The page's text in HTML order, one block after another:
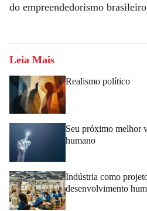
do empreendedorismo
Leia Mais
Realismo político
Seu próximo melhor
humano
Indústria como
desenvolvimento